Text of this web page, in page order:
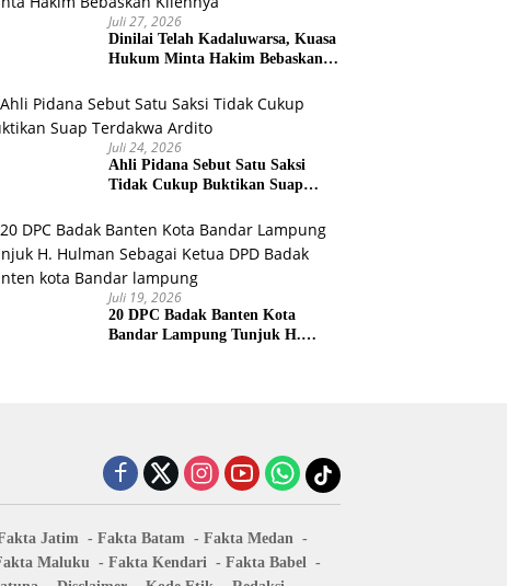
Juli 27, 2026
Dinilai Telah Kadaluwarsa, Kuasa
Hukum Minta Hakim Bebaskan
Juli 24, 2026
Ahli Pidana Sebut Satu Saksi
Tidak Cukup Buktikan Suap
Juli 19, 2026
20 DPC Badak Banten Kota
Bandar Lampung Tunjuk H.
Jatim Fakta Batam
Fakta Medan
Maluku Fakta Kendari
Fakta Babel